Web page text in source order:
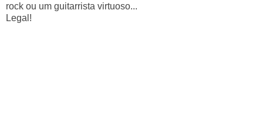
rock ou um guitarrista virtuoso...
Legal!